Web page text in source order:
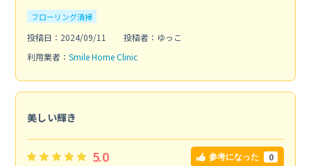
フローリング清掃
投稿日：2024/09/11
投稿者：ゆっこ
利用業者： Smile Home Clinic
美しい輝き
5.0 参考になった 0